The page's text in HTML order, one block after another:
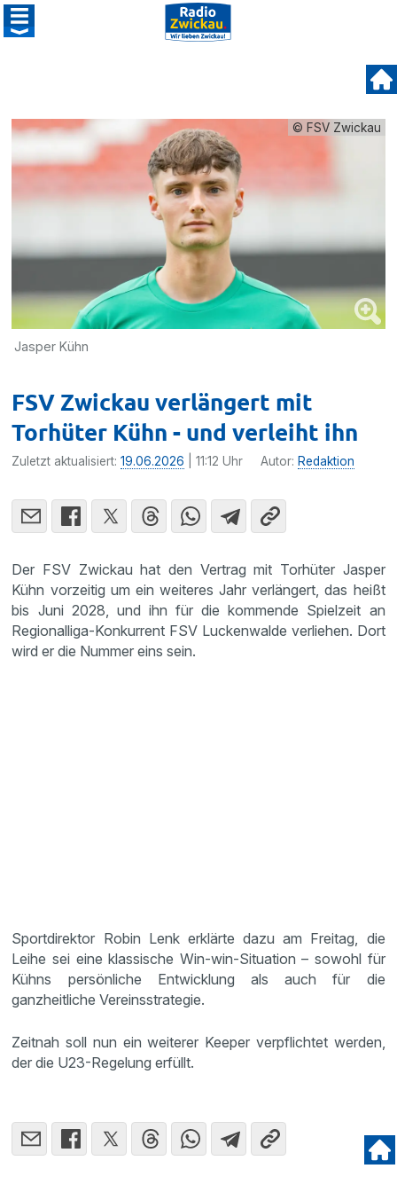
© FSV Zwickau
Jasper Kühn
FSV Zwickau verlängert mit
Torhüter Kühn - und verleiht ihn
Zuletzt aktualisiert:19.06.2026 | 11:12 Uhr Autor: Redaktion
Der FSV Zwickau hat den Vertrag mit Torhüter Jasper
Kühn vorzeitig um ein weiteres Jahr verlängert, das heißt
bis Juni 2028, und ihn für die kommende Spielzeit an
Regionalliga-Konkurrent FSV Luckenwalde verliehen. Dort
wird er die Nummer eins sein.
Sportdirektor Robin Lenk erklärte dazu am Freitag, die
Leihe sei eine klassische Win-win-Situation – sowohl für
Kühns persönliche Entwicklung als auch für die
ganzheitliche Vereinsstrategie.
Zeitnah soll nun ein weiterer Keeper verpflichtet werden,
der die U23-Regelung erfüllt.